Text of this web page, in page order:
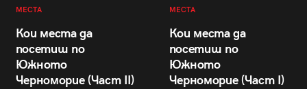
МЕСТА
Кои места да
посетиш по
Южното
Черноморие (Част II)
МЕСТА
Кои места да
посетиш по
Южното
Черноморие (Част I)